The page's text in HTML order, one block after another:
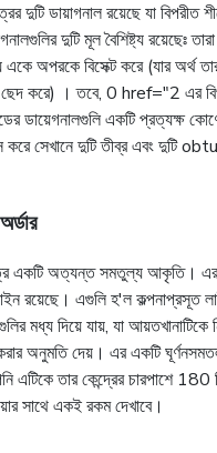
দুটি ডায়াগনাল রয়েছে যা বিপরীত
দুটি মূল বৈশিষ্ট্য রয়েছেঃ তারা
অপরকে বিসেক্ট করে (যার অর্থ
ছেদ করে) । তবে, 0 href="2 এর
ডায়েগনালগুলি একটি প্রত্যক্ষ
করে সেখানে দুটি তীব্র এবং দুটি
একটি অত্যন্ত সমতুল্য আকৃতি।
রয়েছে। এগুলি হ'ল কল্পনাপ্রসূত
মধ্য দিয়ে যায়, যা
অনুমতি দেয়। এর একটি
এটিকে তার কেন্দ্রের চারপাশে 180
সাথে একই রকম দেখাবে।